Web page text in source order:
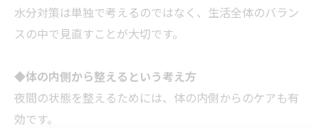
水分対策は単独で考えるのではなく、生活全体のバラン
スの中で見直すことが大切です。
◆体の内側から整えるという考え方
夜間の状態を整えるためには、体の内側からのケアも有
効です。